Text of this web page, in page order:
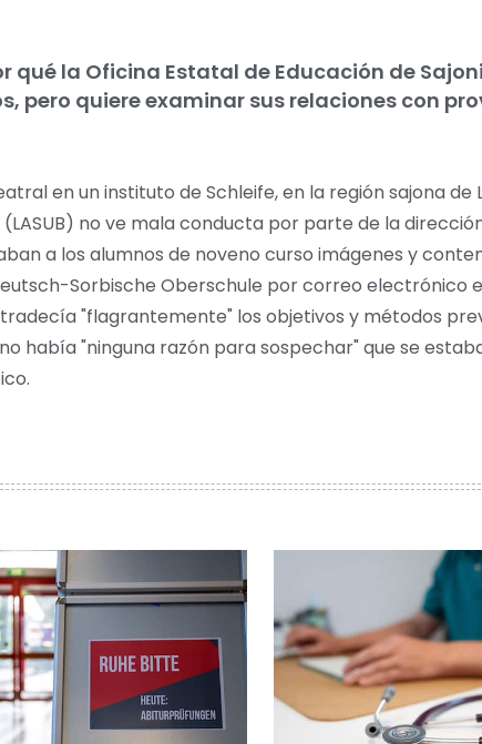
qué la Oficina Estatal de Educación de
pero quiere examinar sus relaciones con
en un instituto de Schleife, en la región sajona de
no ve mala conducta por parte de la
a los alumnos de noveno curso imágenes y
Sorbische Oberschule por correo electrónico
"flagrantemente" los objetivos y métodos
había "ninguna razón para sospechar" que se